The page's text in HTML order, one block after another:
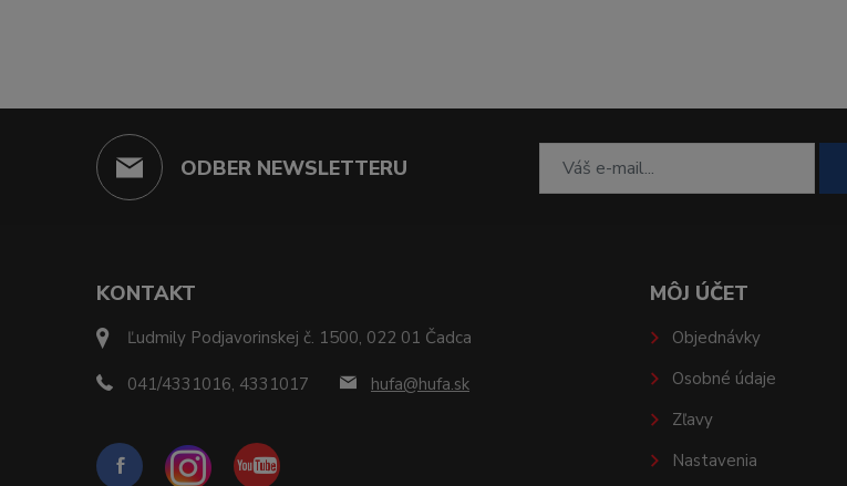
ODBER NEWSLETTERU
KONTAKT
Ľudmily Podjavorinskej č. 1500, 022 01 Čadca
041/4331016, 4331017 hufa@hufa.sk
MÔJ ÚČET
Objednávky
Osobné údaje
Zľavy
Nastavenia